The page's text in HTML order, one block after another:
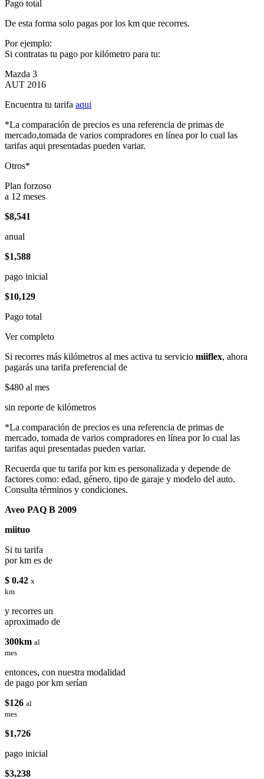
Pago total
De esta forma solo pagas por los km que recorres.
Por ejemplo:
Si contratas tu pago por kilómetro para tu:
Mazda 3
AUT 2016
Encuentra tu tarifa aqui
*La comparación de precios es una referencia de primas de
mercado,tomada de varios compradores en línea por lo cual las
tarifas aqui presentadas pueden variar.
Otros*
Plan forzoso
a 12 meses
$8,541
anual
$1,588
pago inicial
$10,129
Pago total
Ver completo
Si recorres más kilómetros al mes activa tu servicio miiflex, ahora
pagarás una tarifa preferencial de
$480 al mes
sin reporte de kilómetros
*La comparación de precios es una referencia de primas de
mercado, tomada de varios compradores en línea por lo cual las
tarifas aqui presentadas pueden variar.
Recuerda que tu tarifa por km es personalizada y depende de
factores como: edad, género, tipo de garaje y modelo del auto.
Consulta términos y condiciones.
Aveo PAQ B 2009
miituo
Si tu tarifa
por km es de
$ 0.42 x
km
y recorres un
aproximado de
300km al
mes
entonces, con nuestra modalidad
de pago por km serían
$126 al
mes
$1,726
pago inicial
$3,238